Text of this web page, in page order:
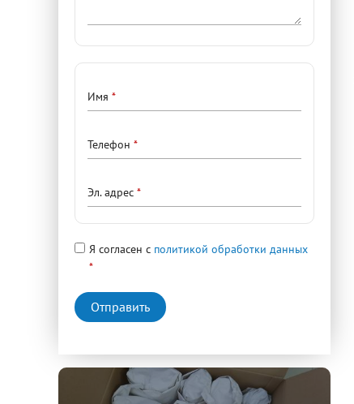
Контактные
данные
Имя
Телефон
Эл. адрес
Я согласен с политикой обработки данных